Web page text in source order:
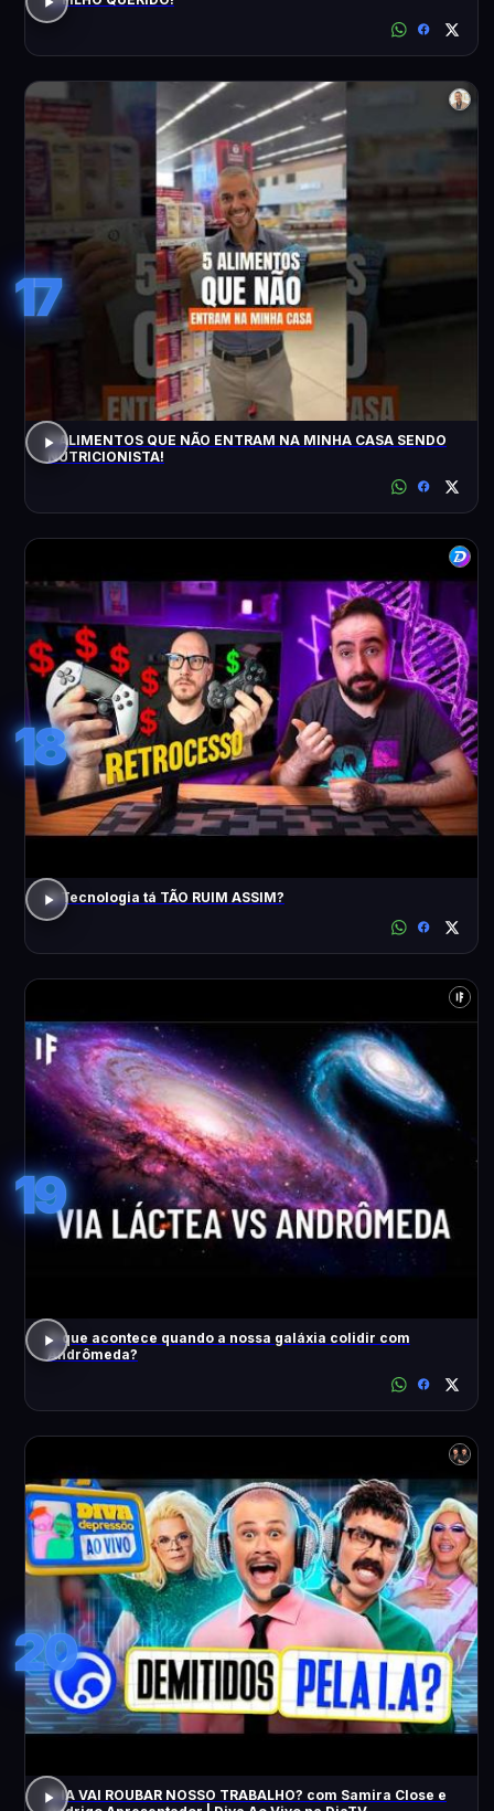
17
5 ALIMENTOS QUE NÃO ENTRAM NA MINHA CASA SENDO
NUTRICIONISTA!
18
A Tecnologia tá TÃO RUIM ASSIM?
19
O que acontece quando a nossa galáxia colidir com
Andrômeda?
20
A IA VAI ROUBAR NOSSO TRABALHO? com Samira Close e